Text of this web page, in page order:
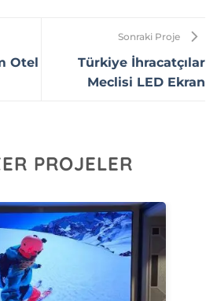
Otel
Sonraki Proje
Türkiye İhracatçılar
Meclisi LED Ekran
PROJELER